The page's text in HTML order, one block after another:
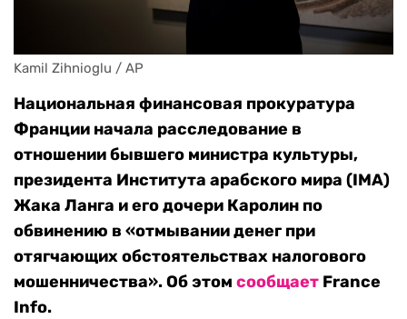
Kamil Zihnioglu / AP
Национальная финансовая прокуратура
Франции начала расследование в
отношении бывшего министра культуры,
президента Института арабского мира (IMA)
Жака Ланга и его дочери Каролин по
обвинению в «отмывании денег при
отягчающих обстоятельствах налогового
мошенничества». Об этом сообщает France
Info.